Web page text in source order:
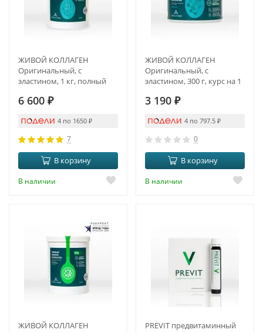
ЖИВОЙ КОЛЛАГЕН
Оригинальный, с
эластином, 1 кг, полный
6 600 ₽
4 по 1650 ₽
7
В корзину
В наличии
ЖИВОЙ КОЛЛАГЕН
Оригинальный, с
эластином, 300 г, курс на 1
3 190 ₽
4 по 797.5 ₽
0
В корзину
В наличии
ЖИВОЙ КОЛЛАГЕН
PREVIT предвитаминный